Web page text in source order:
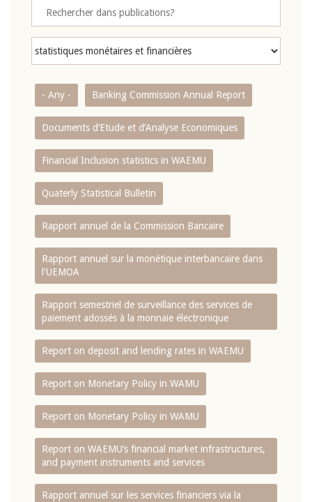
- Any - Banking Commission Annual Report
Documents d’Etude et d’Analyse Economiques
Financial Inclusion statistics in WAEMU
Quaterly Statistical Bulletin
Rapport annuel de la Commission Bancaire
Rapport annuel sur la monétique interbancaire dans
l'UEMOA
Rapport semestriel de surveillance des services de
paiement adossés à la monnaie électronique
Report on deposit and lending rates in WAEMU
Report on Monetary Policy in WAMU
Report on Monetary Policy in WAMU
Report on WAEMU’s financial market infrastructures,
and payment instruments and services
Rapport annuel sur les services financiers via la